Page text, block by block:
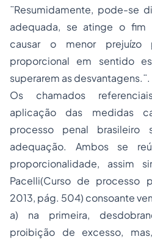
¨Resumidamente, pode-se
adequada, se atinge o fim
causar o menor prejuízo
proporcional em sentido
superarem as desvantagens.¨.
Os chamados
aplicação das medidas
processo penal brasileiro
adequação. Ambos se
proporcionalidade, assim
Pacelli(Curso de processo
2013, pág. 504) consoante
a) na primeira,
proibição de excesso,